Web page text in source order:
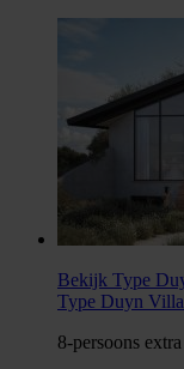
Bekijk Type
Type Duyn
8-persoons